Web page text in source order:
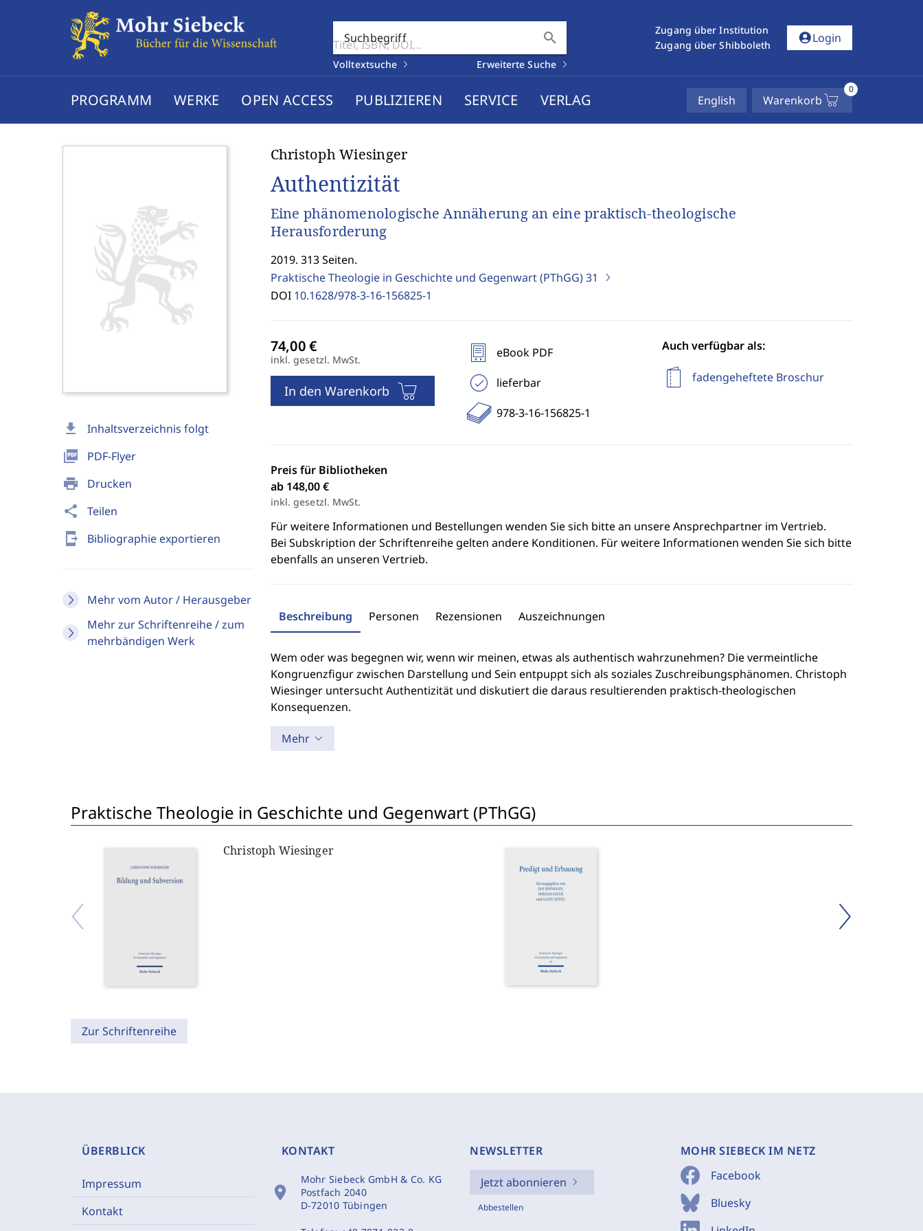
Suchbegriff search
Volltextsuche Erweiterte Suche
Zugang über Institution
Zugang über Shibboleth
account_circleLogin
PROGRAMM WERKE OPEN ACCESS PUBLIZIEREN SERVICE VERLAG English Warenkorb
0
download Inhaltsverzeichnis folgt
picture_as_pdf PDF-Flyer
print Drucken
share Teilen
send_to_mobile Bibliographie exportieren
Mehr vom Autor / Herausgeber
Mehr zur Schriftenreihe / zum
mehrbändigen Werk
Christoph Wiesinger
Authentizität
Eine phänomenologische Annäherung an eine praktisch-theologische
Herausforderung
2019. 313 Seiten.
Praktische Theologie in Geschichte und Gegenwart (PThGG)31
DOI 10.1628/978-3-16-156825-1
inkl. gesetzl. MwSt.
In den Warenkorb
eBook PDF
lieferbar
978-3-16-156825-1
Auch verfügbar als:
fadengeheftete Broschur
Preis für Bibliotheken
ab 148,00 €
inkl. gesetzl. MwSt.
Für weitere Informationen und Bestellungen wenden Sie sich bitte an unsere Ansprechpartner im Vertrieb.
Bei Subskription der Schriftenreihe gelten andere Konditionen. Für weitere Informationen wenden Sie sich bitte
ebenfalls an unseren Vertrieb.
Beschreibung Personen Rezensionen Auszeichnungen
Wem oder was begegnen wir, wenn wir meinen, etwas als authentisch wahrzunehmen? Die vermeintliche
Kongruenzfigur zwischen Darstellung und Sein entpuppt sich als soziales Zuschreibungsphänomen. Christoph
Wiesinger untersucht Authentizität und diskutiert die daraus resultierenden praktisch-theologischen
Konsequenzen.
Mehr
Praktische Theologie in Geschichte und Gegenwart (PThGG)
Christoph Wiesinger
Zur Schriftenreihe
ÜBERBLICK
Impressum
Kontakt
KONTAKT
location_on
Mohr Siebeck GmbH & Co. KG
Postfach 2040
D-72010 Tübingen
NEWSLETTER
Jetzt abonnieren
Abbestellen
MOHR SIEBECK IM NETZ
Facebook
Bluesky